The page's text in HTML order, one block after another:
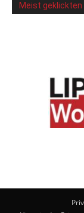
Meist geklickten